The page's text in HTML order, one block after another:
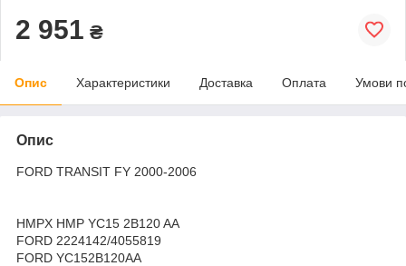
2 951 ₴
Опис Характеристики Доставка Оплата Умови
Опис
FORD TRANSIT FY 2000-2006
HMPX HMP YC15 2B120 AA
FORD 2224142/4055819
FORD YC152B120AA